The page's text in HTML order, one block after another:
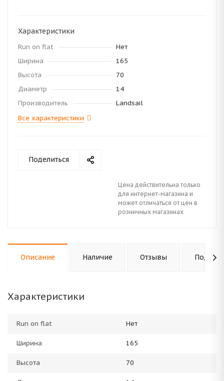
Характеристики
Run on flat
Нет
Ширина
165
Высота
70
Диаметр
14
Производитель
Landsail
Все характеристики
Поделиться
Цена действительна только
для интернет-магазина и
может отличаться от цен в
розничных магазинах
Описание Наличие Отзывы
Характеристики
Run on flat Нет
Ширина 165
Высота 70